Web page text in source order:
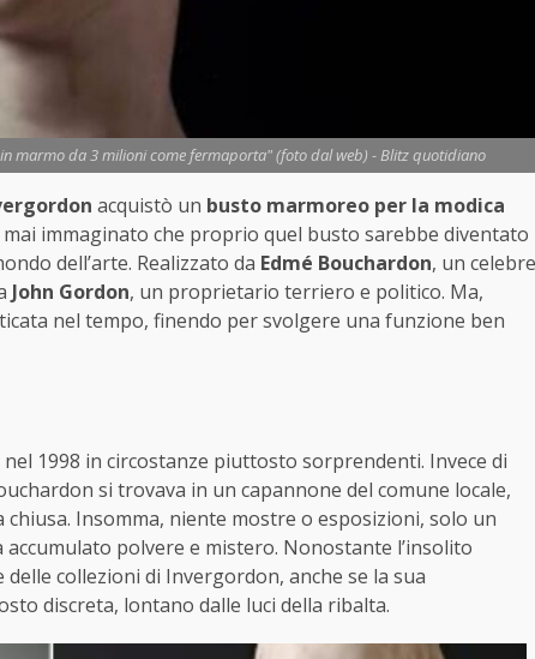
marmo da 3 milioni come fermaporta" (foto dal web) - Blitz quotidiano
acquistò un busto marmoreo per la modica
mai immaginato che proprio quel busto sarebbe diventato
dell’arte. Realizzato da Edmé Bouchardon, un celebre
John Gordon, un proprietario terriero e politico. Ma,
nel tempo, finendo per svolgere una funzione ben
1998 in circostanze piuttosto sorprendenti. Invece di
si trovava in un capannone del comune locale,
Insomma, niente mostre o esposizioni, solo un
polvere e mistero. Nonostante l’insolito
collezioni di Invergordon, anche se la sua
discreta, lontano dalle luci della ribalta.